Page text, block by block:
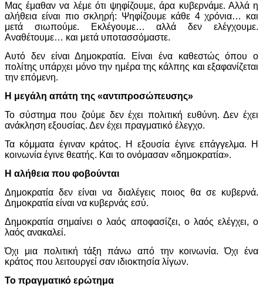
Μας έμαθαν να λέμε ότι ψηφίζουμε, άρα κυβερνάμε. Αλλά η
αλήθεια είναι πιο σκληρή: Ψηφίζουμε κάθε 4 χρόνια… και
μετά σιωπούμε. Εκλέγουμε… αλλά δεν ελέγχουμε.
Αναθέτουμε… και μετά υποτασσόμαστε.
Αυτό δεν είναι Δημοκρατία. Είναι ένα καθεστώς όπου ο
πολίτης υπάρχει μόνο την ημέρα της κάλπης και εξαφανίζεται
την επόμενη.
Η μεγάλη απάτη της «αντιπροσώπευσης»
Το σύστημα που ζούμε δεν έχει πολιτική ευθύνη. Δεν έχει
ανάκληση εξουσίας. Δεν έχει πραγματικό έλεγχο.
Τα κόμματα έγιναν κράτος. Η εξουσία έγινε επάγγελμα. Η
κοινωνία έγινε θεατής. Και το ονόμασαν «δημοκρατία».
Η αλήθεια που φοβούνται
Δημοκρατία δεν είναι να διαλέγεις ποιος θα σε κυβερνά.
Δημοκρατία είναι να κυβερνάς εσύ.
Δημοκρατία σημαίνει ο λαός αποφασίζει, ο λαός ελέγχει, ο
λαός ανακαλεί.
Όχι μια πολιτική τάξη πάνω από την κοινωνία. Όχι ένα
κράτος που λειτουργεί σαν ιδιοκτησία λίγων.
Το πραγματικό ερώτημα